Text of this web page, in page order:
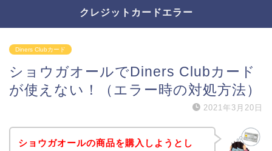
クレジットカードエラー
Diners Clubカード
ショウガオールでDiners Clubカード
が使えない！（エラー時の対処方法）
2021年3月20日
ショウガオールの商品を購入しようとし